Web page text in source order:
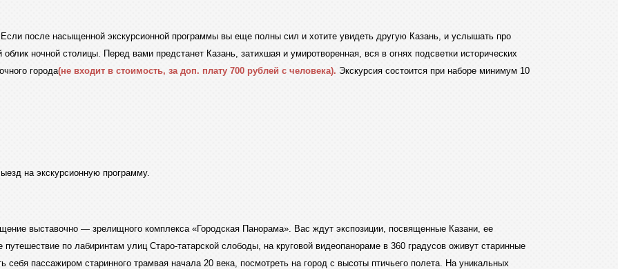
после насыщенной экскурсионной программы вы еще полны сил и хотите увидеть другую Казань, и услышать про
ночной столицы. Перед вами предстанет Казань, затихшая и умиротворенная, вся в огнях подсветки исторических
города(не входит в стоимость, за доп. плату 700 рублей с человека). Экскурсия состоится при наборе минимум 10
на экскурсионную программу.
выставочно — зрелищного комплекса «Городская Панорама». Вас ждут экспозиции, посвященные Казани, ее
по лабиринтам улиц Старо-татарской слободы, на круговой видеопанораме в 360 градусов оживут старинные
пассажиром старинного трамвая начала 20 века, посмотреть на город с высоты птичьего полета. На уникальных